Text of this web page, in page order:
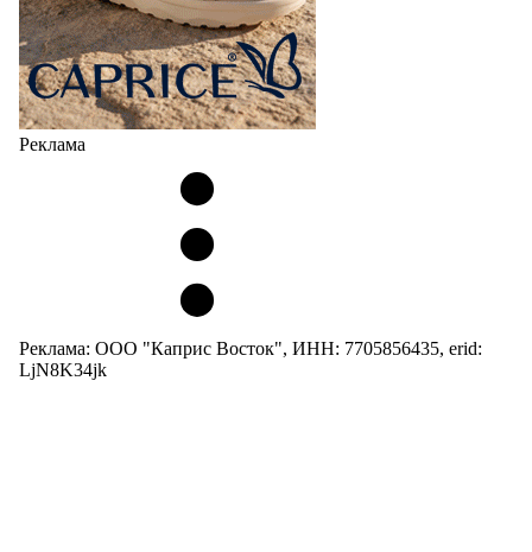
Реклама
Реклама: ООО "Каприс Восток", ИНН: 7705856435, erid:
LjN8K34jk